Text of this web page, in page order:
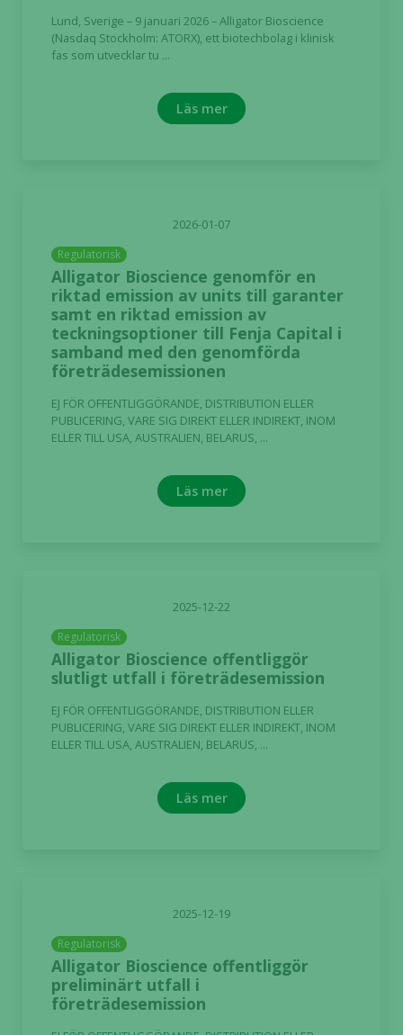
Lund, Sverige – 9 januari 2026 – Alligator Bioscience
(Nasdaq Stockholm: ATORX), ett biotechbolag i klinisk
fas som utvecklar tu ...
Läs mer
2026-01-07
Regulatorisk
Alligator Bioscience genomför en
riktad emission av units till garanter
samt en riktad emission av
teckningsoptioner till Fenja Capital i
samband med den genomförda
företrädesemissionen
EJ FÖR OFFENTLIGGÖRANDE, DISTRIBUTION ELLER
PUBLICERING, VARE SIG DIREKT ELLER INDIREKT, INOM
ELLER TILL USA, AUSTRALIEN, BELARUS, ...
Läs mer
2025-12-22
Regulatorisk
Alligator Bioscience offentliggör
slutligt utfall i företrädesemission
EJ FÖR OFFENTLIGGÖRANDE, DISTRIBUTION ELLER
PUBLICERING, VARE SIG DIREKT ELLER INDIREKT, INOM
ELLER TILL USA, AUSTRALIEN, BELARUS, ...
Läs mer
2025-12-19
Regulatorisk
Alligator Bioscience offentliggör
preliminärt utfall i
företrädesemission